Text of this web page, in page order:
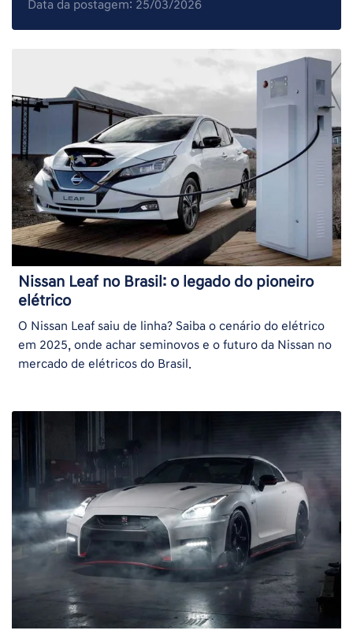
Data da postagem: 25/03/2026
Nissan Leaf no Brasil: o legado do pioneiro
elétrico
O Nissan Leaf saiu de linha? Saiba o cenário do elétrico
em 2025, onde achar seminovos e o futuro da Nissan no
mercado de elétricos do Brasil.